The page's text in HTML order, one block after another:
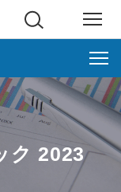
ク 2023